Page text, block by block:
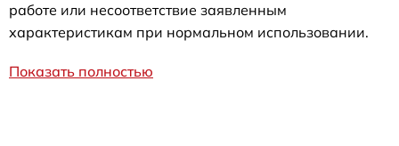
работе или несоответствие заявленным
характеристикам при нормальном использовании.
Показать полностью